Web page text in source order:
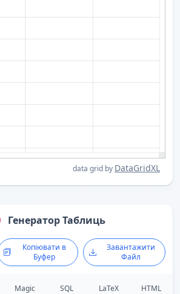
data grid by DataGridXL
Генератор Таблиць
Копіювати в
Буфер
Завантажити
Файл
Magic SQL LaTeX HTML